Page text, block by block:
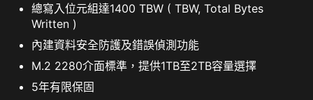
總寫入位元組達1400 TBW ( TBW, Total Bytes
Written )
內建資料安全防護及錯誤偵測功能
M.2 2280介面標準，提供1TB至2TB容量選擇
5年有限保固